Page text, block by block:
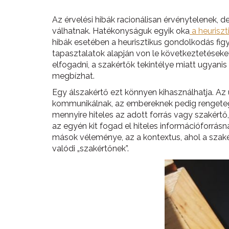
Az érvelési hibák racionálisan érvénytelenek,
válhatnak. Hatékonyságuk egyik oka a
hibák esetében a heurisztikus gondolkodás
tapasztalatok alapján von le
elfogadni, a szakértők tekintélye miatt
megbízhat.
Egy álszakértő ezt könnyen kihasználhatja.
kommunikálnak, az embereknek pedig
mennyire hiteles az adott forrás vagy
az egyén kit fogad el hiteles
mások véleménye, az a kontextus, ahol a
valódi „szakértőnek”.